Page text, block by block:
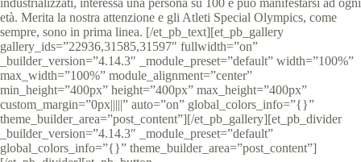
industrializzati, interessa una persona su 100 e può manifestarsi ad ogni
età. Merita la nostra attenzione e gli Atleti Special Olympics, come
sempre, sono in prima linea. [/et_pb_text][et_pb_gallery
gallery_ids=”22936,31585,31597″ fullwidth=”on”
_builder_version=”4.14.3″ _module_preset=”default” width=”100%”
max_width=”100%” module_alignment=”center”
min_height=”400px” height=”400px” max_height=”400px”
custom_margin=”0px|||||” auto=”on” global_colors_info=”{}”
theme_builder_area=”post_content”][/et_pb_gallery][et_pb_divider
_builder_version=”4.14.3″ _module_preset=”default”
global_colors_info=”{}” theme_builder_area=”post_content”]